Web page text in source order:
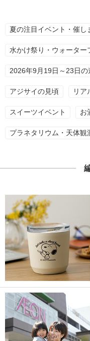
夏の注目イベント・催し
水かけ祭り・ウォーター
2026年9月19日～23日の
アジサイの見頃 リア
スイーツイベント お
プラネタリウム・天体観